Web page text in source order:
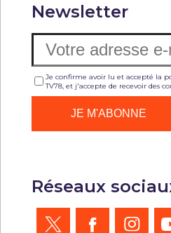
Newsletter
Je confirme avoir lu et accepté la
TV78, et j'accepte de recevoir des
Réseaux